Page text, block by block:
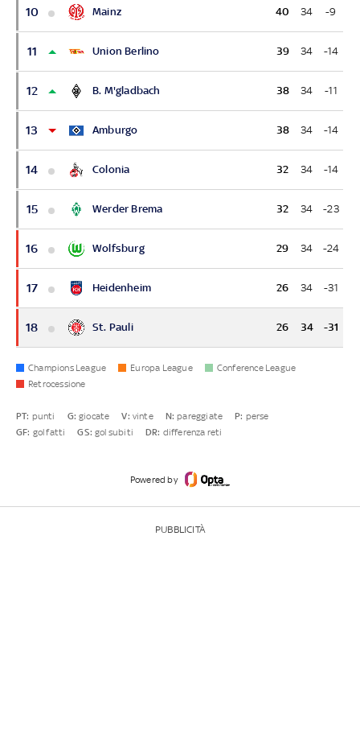
10 Mainz 40 34 -9
11 Union Berlino 39 34 -14
12 B. M'gladbach 38 34 -11
13 Amburgo 38 34 -14
14 Colonia 32 34 -14
15 Werder Brema 32 34 -23
16 Wolfsburg 29 34 -24
17 Heidenheim 26 34 -31
18 St. Pauli 26 34 -31
Champions League Europa League
Conference League
Retrocessione
PT: punti G: giocate V: vinte N: pareggiate P: perse
GF: gol fatti GS: gol subiti DR: differenza reti
Powered by
PUBBLICITÀ